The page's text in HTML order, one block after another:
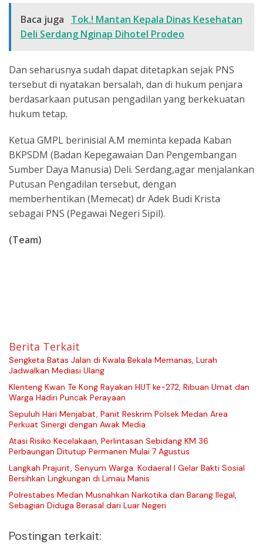
Baca juga
Tok.! Mantan Kepala Dinas Kesehatan
Deli Serdang Nginap Dihotel Prodeo
Dan seharusnya sudah dapat ditetapkan sejak PNS
tersebut di nyatakan bersalah, dan di hukum penjara
berdasarkaan putusan pengadilan yang berkekuatan
hukum tetap.
Ketua GMPL berinisial A.M meminta kepada Kaban
BKPSDM (Badan Kepegawaian Dan Pengembangan
Sumber Daya Manusia) Deli. Serdang,agar menjalankan
Putusan Pengadilan tersebut, dengan
memberhentikan (Memecat) dr Adek Budi Krista
sebagai PNS (Pegawai Negeri Sipil).
(Team)
Berita Terkait
Sengketa Batas Jalan di Kwala Bekala Memanas, Lurah
Jadwalkan Mediasi Ulang
Klenteng Kwan Te Kong Rayakan HUT ke-272, Ribuan Umat dan
Warga Hadiri Puncak Perayaan
Sepuluh Hari Menjabat, Panit Reskrim Polsek Medan Area
Perkuat Sinergi dengan Awak Media
Atasi Risiko Kecelakaan, Perlintasan Sebidang KM 36
Perbaungan Ditutup Permanen Mulai 7 Agustus
Langkah Prajurit, Senyum Warga: Kodaeral I Gelar Bakti Sosial
Bersihkan Lingkungan di Limau Manis
Polrestabes Medan Musnahkan Narkotika dan Barang Ilegal,
Sebagian Diduga Berasal dari Luar Negeri
Postingan terkait: